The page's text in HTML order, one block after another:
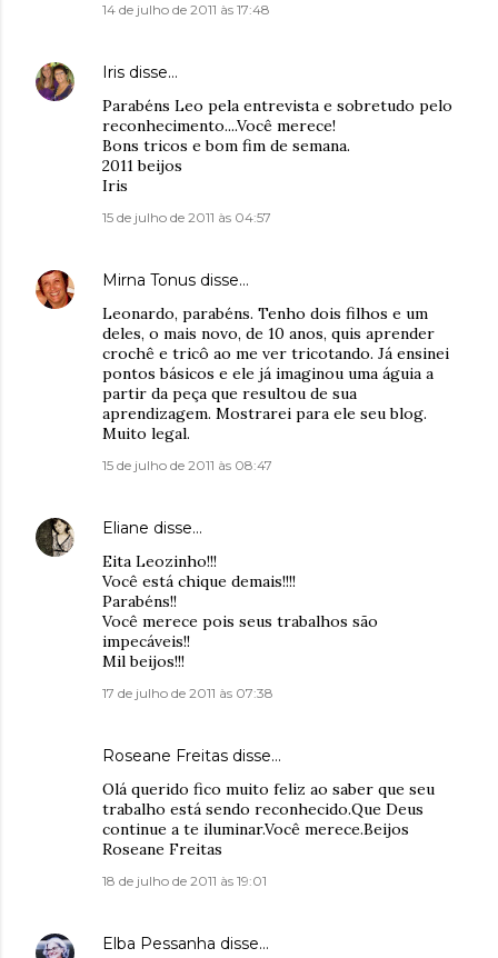
14 de julho de 2011 às 17:48
Iris disse…
Parabéns Leo pela entrevista e sobretudo pelo
reconhecimento....Você merece!
Bons tricos e bom fim de semana.
2011 beijos
Iris
15 de julho de 2011 às 04:57
Mirna Tonus disse…
Leonardo, parabéns. Tenho dois filhos e um
deles, o mais novo, de 10 anos, quis aprender
crochê e tricô ao me ver tricotando. Já ensinei
pontos básicos e ele já imaginou uma águia a
partir da peça que resultou de sua
aprendizagem. Mostrarei para ele seu blog.
Muito legal.
15 de julho de 2011 às 08:47
Eliane disse…
Eita Leozinho!!!
Você está chique demais!!!!
Parabéns!!
Você merece pois seus trabalhos são
impecáveis!!
Mil beijos!!!
17 de julho de 2011 às 07:38
Roseane Freitas disse…
Olá querido fico muito feliz ao saber que seu
trabalho está sendo reconhecido.Que Deus
continue a te iluminar.Você merece.Beijos
Roseane Freitas
18 de julho de 2011 às 19:01
Elba Pessanha disse…